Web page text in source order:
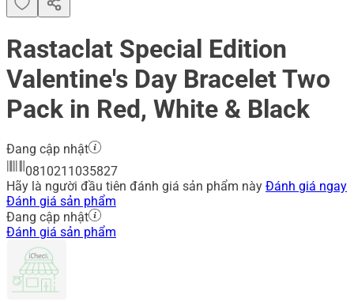
Rastaclat Special Edition
Valentine's Day Bracelet Two
Pack in Red, White & Black
Đang cập nhật
0810211035827
Hãy là người đầu tiên đánh giá sản phẩm này Đánh giá ngay
Đánh giá sản phẩm
Đang cập nhật
Đánh giá sản phẩm